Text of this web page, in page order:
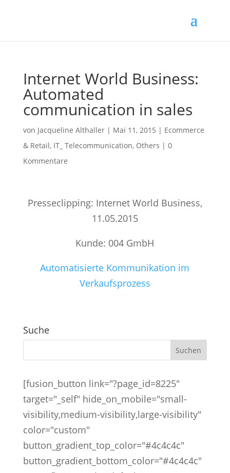
Internet World Business:
Automated
communication in sales
von Jacqueline Althaller| Mai 11, 2015 | Ecommerce
& Retail, IT_ Telecommunication, Others | 0
Kommentare
Presseclipping: Internet World Business,
11.05.2015
Kunde: 004 GmbH
Automatisierte Kommunikation im
Verkaufsprozess
Suche
[fusion_button link="?page_id=8225"
target="_self" hide_on_mobile="small-
visibility,medium-visibility,large-visibility"
color="custom"
button_gradient_top_color="#4c4c4c"
button_gradient_bottom_color="#4c4c4c"